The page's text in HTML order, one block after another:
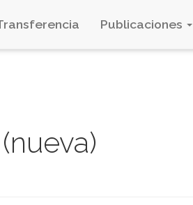
Publicaciones